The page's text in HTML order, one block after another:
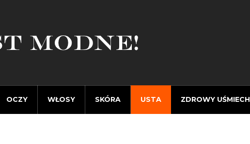
OCZY WŁOSY SKÓRA USTA ZDROWY UŚMIECH